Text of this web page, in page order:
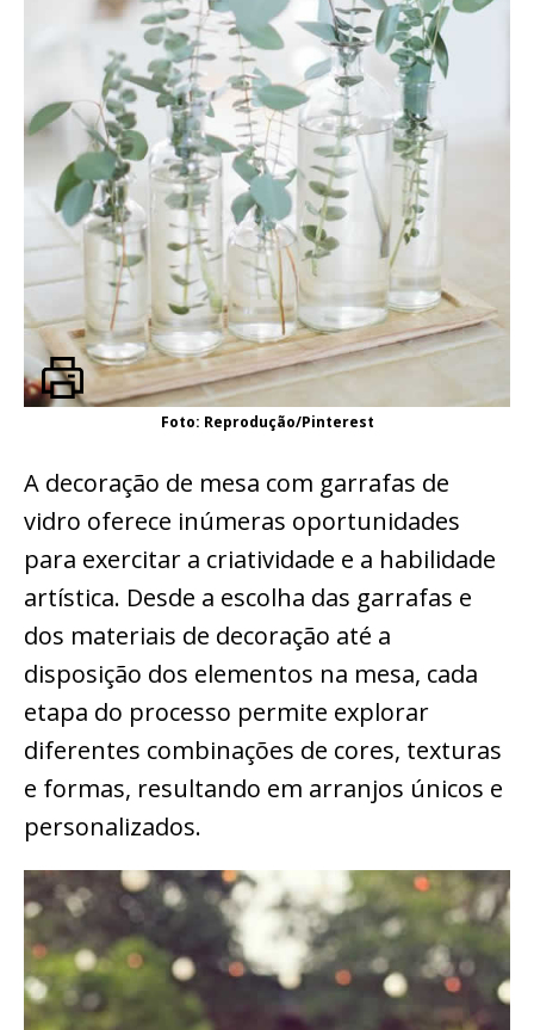
Foto: Reprodução/Pinterest
A decoração de mesa com garrafas de
vidro oferece inúmeras oportunidades
para exercitar a criatividade e a habilidade
artística. Desde a escolha das garrafas e
dos materiais de decoração até a
disposição dos elementos na mesa, cada
etapa do processo permite explorar
diferentes combinações de cores, texturas
e formas, resultando em arranjos únicos e
personalizados.